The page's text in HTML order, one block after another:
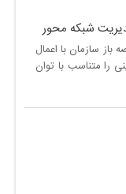
شبکه محور
سازمان با اعمال
را متناسب با توان